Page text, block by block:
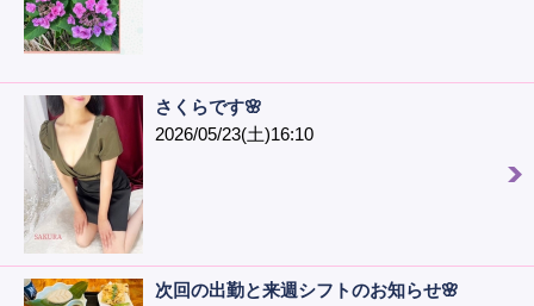
さくらです🌸
2026/05/23(土)16:10
次回の出勤と来週シフトのお知らせ🌸